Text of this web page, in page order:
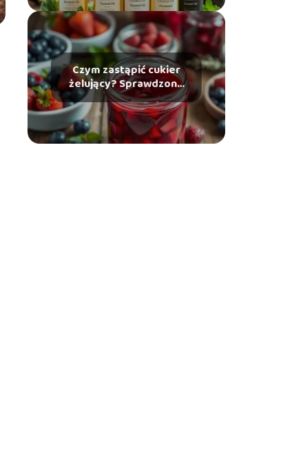
Czym zastąpić cukier
żelujący? Sprawdzone
alternatywy do dżemów